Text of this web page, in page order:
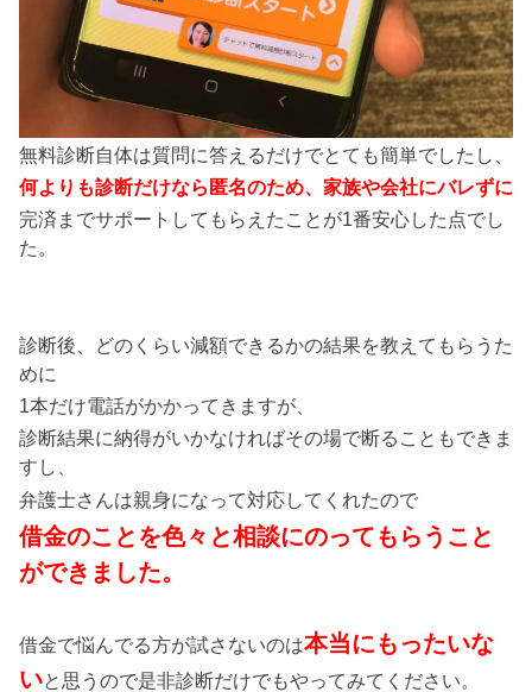
無料診断自体は質問に答えるだけでとても簡単でしたし、
何よりも診断だけなら匿名のため、家族や会社にバレずに
完済までサポートしてもらえたことが1番安心した点でし
た。
診断後、どのくらい減額できるかの結果を教えてもらうた
めに
1本だけ電話がかかってきますが、
診断結果に納得がいかなければその場で断ることもできま
すし、
弁護士さんは親身になって対応してくれたので
借金のことを色々と相談にのってもらうこと
ができました。
借金で悩んでる方が試さないのは本当にもったいな
いと思うので是非診断だけでもやってみてください。